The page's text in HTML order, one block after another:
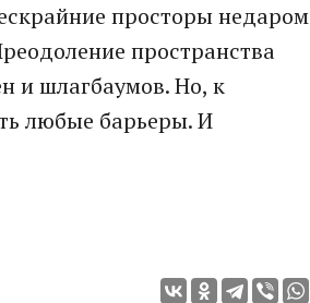
просторы недаром
пространства
и шлагбаумов. Но, к
любые барьеры. И